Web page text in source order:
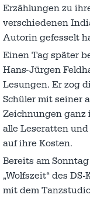
Erzählungen zu
verschiedenen
Autorin gefesselt
Einen Tag später
Hans-Jürgen
Lesungen. Er zog
Schüler mit seiner
Zeichnungen ganz
alle Leseratten
auf ihre Kosten.
Bereits am
„Wolfszeit“ des
mit dem